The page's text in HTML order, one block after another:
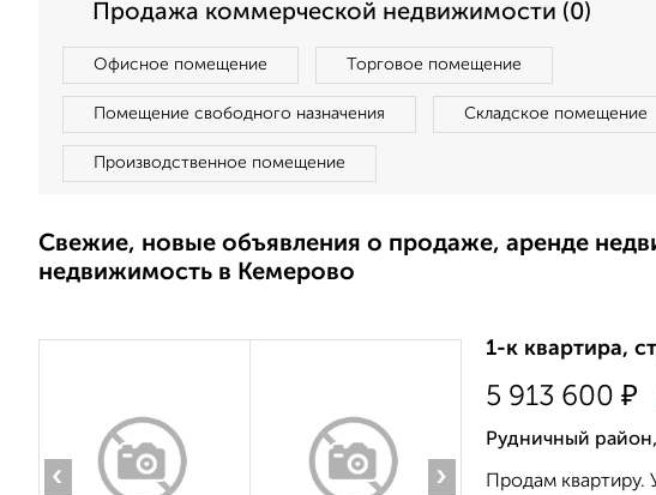
Продажа коммерческой недвижимости (0)
Офисное помещение Торговое помещение
Помещение свободного назначения Складское помещение
Производственное помещение
Свежие, новые объявления о продаже, аренде
недвижимость в Кемерово
‹ ›
1-к квартира,
5 913 600 ₽
Рудничный
Продам квартиру.